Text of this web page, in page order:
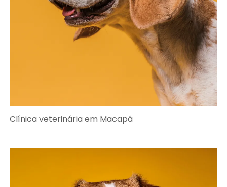
Clínica veterinária em Macapá